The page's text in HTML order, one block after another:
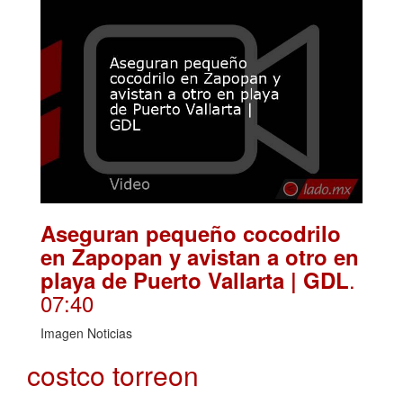
Aseguran pequeño cocodrilo
en Zapopan y avistan a otro en
playa de Puerto Vallarta | GDL.
07:40
Imagen Noticias
costco torreon